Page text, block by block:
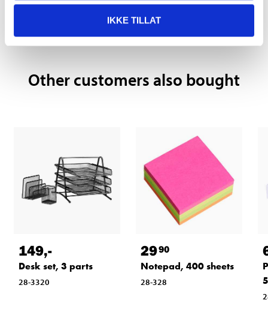
IKKE TILLAT
READ MORE
Other customers also bought
149,-
Desk set, 3 parts
28-3320
2990
Notepad, 400 sheets
28-328